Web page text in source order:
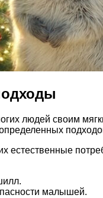
людей своим
малышей.